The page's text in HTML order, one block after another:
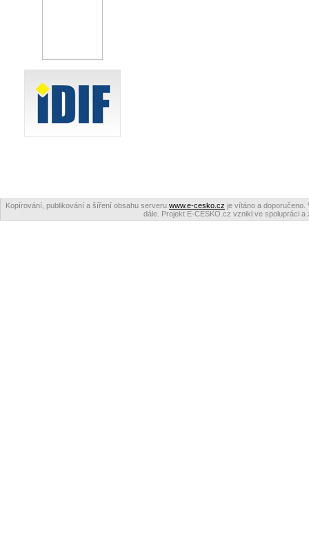
Kopírování, publikování a šíření obsahu serveru www.e-cesko.cz je vítáno a doporučeno.
dále. Projekt E-ČESKO.cz vznikl ve spolupráci